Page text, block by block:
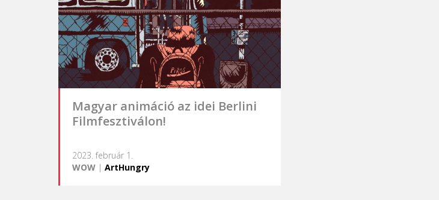
Magyar animáció az idei Berlini
Filmfesztiválon!
2023. február 1.
WOW | ArtHungry